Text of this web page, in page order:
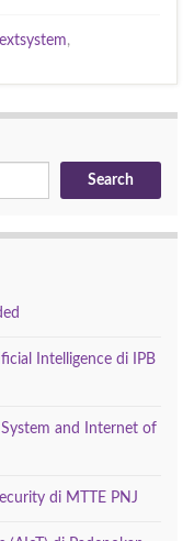
,
Search
Intelligence di IPB
and Internet of
di MTTE PNJ